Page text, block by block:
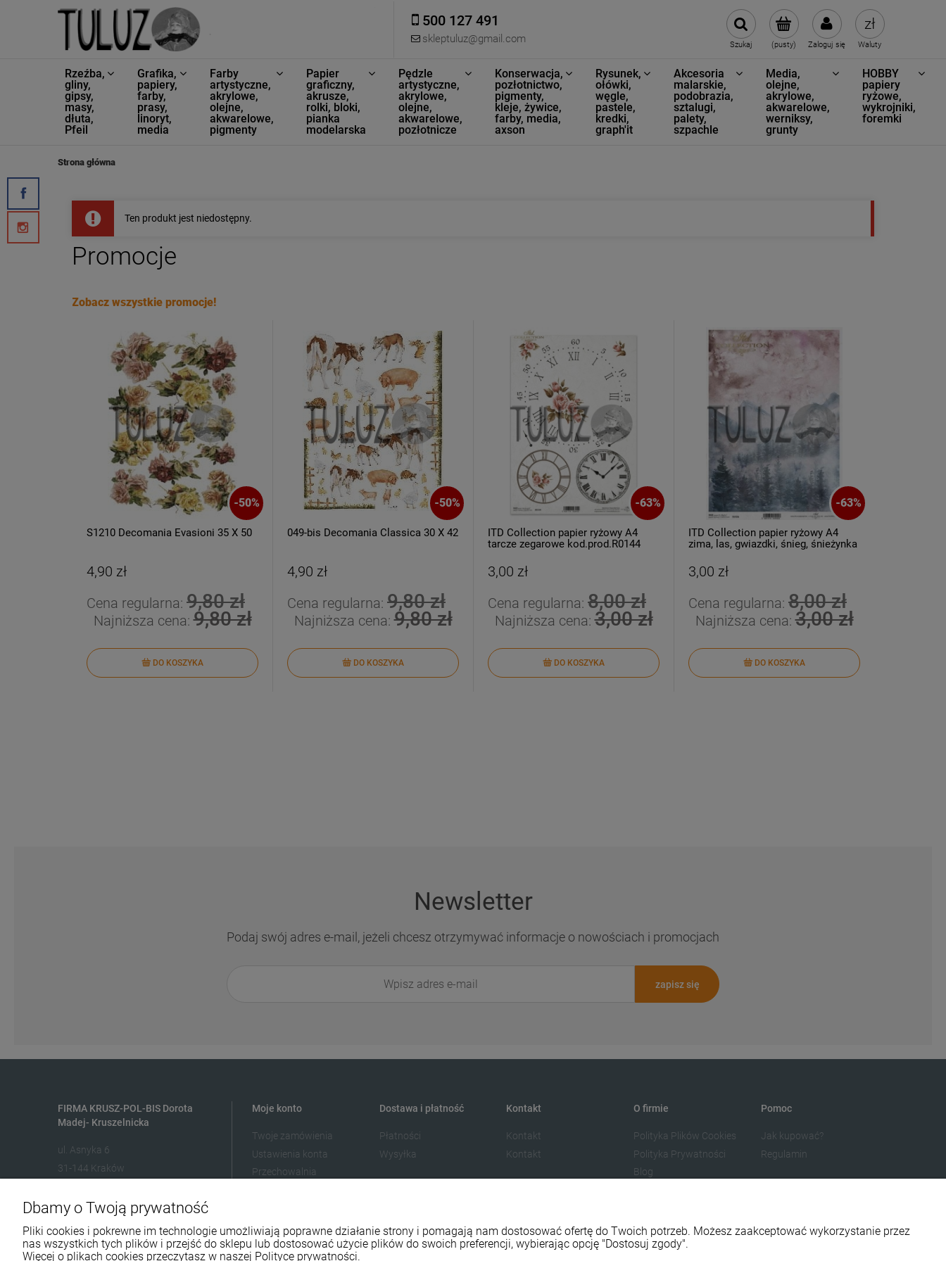
500 127 491
skleptuluz@gmail.com (pusty) Zaloguj się
Szukaj Waluty
Rzeźba,
gliny,
gipsy,
masy,
dłuta,
Pfeil
Grafika,
papiery,
farby,
prasy,
linoryt,
media
Farby
artystyczne,
akrylowe,
olejne,
akwarelowe,
pigmenty
Papier
graficzny,
akrusze,
rolki, bloki,
pianka
modelarska
Pędzle
artystyczne,
akrylowe,
olejne,
akwarelowe,
pozłotnicze
Konserwacja,
pozłotnictwo,
pigmenty,
kleje, żywice,
farby, media,
axson
Rysunek,
ołówki,
węgle,
pastele,
kredki,
graph'it
Akcesoria
malarskie,
podobrazia,
sztalugi,
palety,
szpachle
Media,
olejne,
akrylowe,
akwarelowe,
werniksy,
grunty
HOBBY
papiery
ryżowe,
wykrojniki,
foremki
Strona główna
Ten produkt jest niedostępny.
Promocje
Zobacz wszystkie promocje!
-50%
S1210 Decomania Evasioni 35 X 50
4,90 zł
Cena regularna: 9,80 zł
Najniższa cena:9,80 zł
DO KOSZYKA
-50%
049-bis Decomania Classica 30 X 42
4,90 zł
Cena regularna: 9,80 zł
Najniższa cena:9,80 zł
DO KOSZYKA
-63%
ITD Collection papier ryżowy A4
tarcze zegarowe kod.prod.R0144
3,00 zł
Cena regularna: 8,00 zł
Najniższa cena:3,00 zł
DO KOSZYKA
-63%
ITD Collection papier ryżowy A4
zima, las, gwiazdki, śnieg, śnieżynka
3,00 zł
Cena regularna: 8,00 zł
Najniższa cena:3,00 zł
DO KOSZYKA
Newsletter
Podaj swój adres e-mail, jeżeli chcesz otrzymywać informacje o nowościach i promocjach
zapisz się
FIRMA KRUSZ-POL-BIS Dorota
Madej- Kruszelnicka
ul. Asnyka 6
31-144 Kraków
skleptuluz@gmail.com
Moje konto
Twoje zamówienia
Ustawienia konta
Przechowalnia
Dostawa i płatność
Płatności
Wysyłka
Kontakt
Kontakt
Kontakt
O firmie
Polityka Plików Cookies
Polityka Prywatności
Blog
Pomoc
Jak kupować?
Regulamin
Dbamy o Twoją prywatność
Pliki cookies i pokrewne im technologie umożliwiają poprawne działanie strony i pomagają nam dostosować ofertę do Twoich potrzeb. Możesz zaakceptować wykorzystanie przez
nas wszystkich tych plików i przejść do sklepu lub dostosować użycie plików do swoich preferencji, wybierając opcję "Dostosuj zgody".
Więcej o plikach cookies przeczytasz w naszej Polityce prywatności.